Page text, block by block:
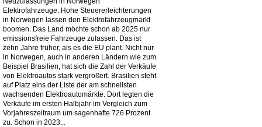
Elektrofahrzeuge. Hohe Steuererleichterungen
in Norwegen lassen den Elektrofahrzeugmarkt
boomen. Das Land möchte schon ab 2025 nur
emissionsfreie Fahrzeuge zulassen. Das ist
zehn Jahre früher, als es die EU plant. Nicht nur
in Norwegen, auch in anderen Ländern wie zum
Beispiel Brasilien, hat sich die Zahl der Verkäufe
von Elektroautos stark vergrößert. Brasilien steht
auf Platz eins der Liste der am schnellsten
wachsenden Elektroautomärkte. Dort legten die
Verkäufe im ersten Halbjahr im Vergleich zum
Vorjahreszeitraum um sagenhafte 726 Prozent
zu. Schon in 2023...